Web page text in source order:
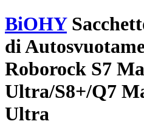
BiOHY
di
Roborock S7
Ultra/S8+/Q7
Ultra